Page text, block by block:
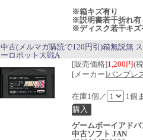
※箱キズ有り
※説明書若干折れ有
※ディスク若干キズ
中古(メルマガ購読で120円引)箱無説無
ーロボット大戦A
[販売価格]1,200円(
[メーカー]バンプレ
在庫1個／ 1個
ゲームボーイアドバ
中古ソフト JAN